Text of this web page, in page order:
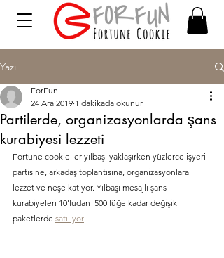
Yazı
Partilerde, organizasyonlarda şans
kurabiyesi lezzeti
ForFun
24 Ara 2019 1 dakikada okunur
Fortune cookie'ler yılbaşı yaklaşırken yüzlerce işyeri
partisine, arkadaş toplantısına, organizasyonlara
lezzet ve neşe katıyor. Yılbaşı mesajlı şans
kurabiyeleri 10'ludan  500'lüğe kadar değişik
paketlerde satılıyor